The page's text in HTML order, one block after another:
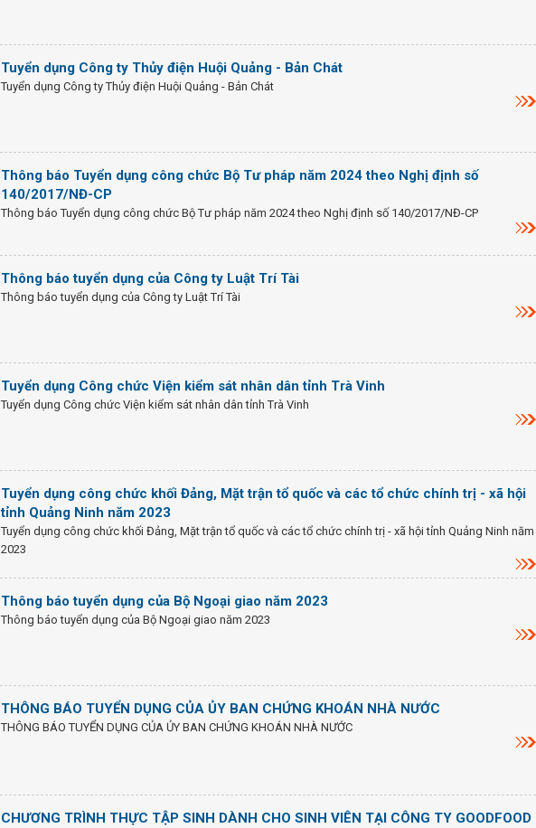
Tuyển dụng Công ty Thủy điện Huội Quảng - Bản Chát
Tuyển dụng Công ty Thủy điện Huội Quảng - Bản Chát
Thông báo Tuyển dụng công chức Bộ Tư pháp năm 2024 theo Nghị định số
140/2017/NĐ-CP
Thông báo Tuyển dụng công chức Bộ Tư pháp năm 2024 theo Nghị định số 140/2017/NĐ-CP
Thông báo tuyển dụng của Công ty Luật Trí Tài
Thông báo tuyển dụng của Công ty Luật Trí Tài
Tuyển dụng Công chức Viện kiểm sát nhân dân tỉnh Trà Vinh
Tuyển dụng Công chức Viện kiểm sát nhân dân tỉnh Trà Vinh
Tuyển dụng công chức khối Đảng, Mặt trận tổ quốc và các tổ chức chính trị - xã hội
tỉnh Quảng Ninh năm 2023
Tuyển dụng công chức khối Đảng, Mặt trận tổ quốc và các tổ chức chính trị - xã hội tỉnh Quảng Ninh năm
2023
Thông báo tuyển dụng của Bộ Ngoại giao năm 2023
Thông báo tuyển dụng của Bộ Ngoại giao năm 2023
THÔNG BÁO TUYỂN DỤNG CỦA ỦY BAN CHỨNG KHOÁN NHÀ NƯỚC
THÔNG BÁO TUYỂN DỤNG CỦA ỦY BAN CHỨNG KHOÁN NHÀ NƯỚC
CHƯƠNG TRÌNH THỰC TẬP SINH DÀNH CHO SINH VIÊN TẠI CÔNG TY GOODFOOD